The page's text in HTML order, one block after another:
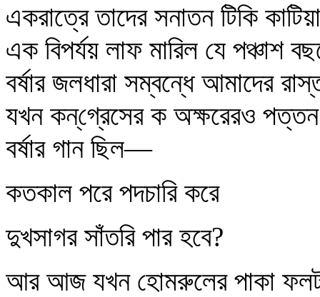
একরাত্রে তাদের সনাতন টিকি
এক বিপর্যয় লাফ মারিল যে পঞ্চাশ
বর্ষার জলধারা সম্বন্ধে আমাদের
যখন কন্‌গ্রেসের ক অক্ষরেরও
বর্ষার গান ছিল—
কতকাল পরে পদচারি করে
দুখসাগর সাঁতরি পার হবে?
আর আজ যখন হোমরুলের পাকা